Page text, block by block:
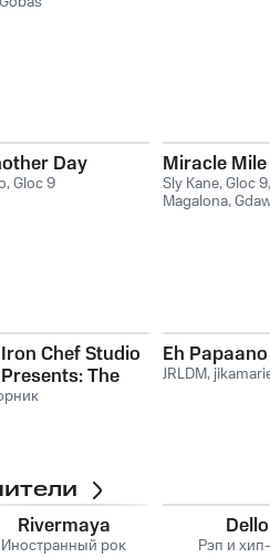
Day
,Gloc 9
Miracle Mile
Sly Kane,Gloc 9
Magalona,
Iron Chef Studio
Presents: The
Recipe, Vol. 1
Eh Papaano
JRLDM,
Rivermaya
Иностранный рок
Dello
Рэп и